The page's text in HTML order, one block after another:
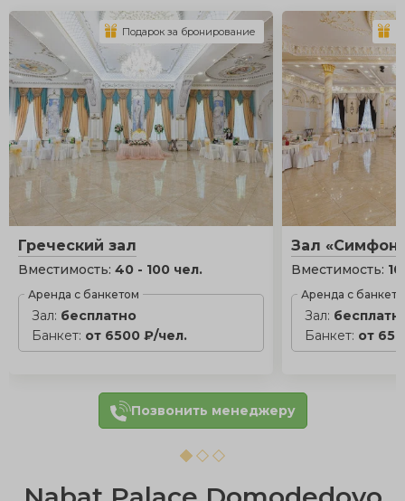
Греческий зал
Вместимость: 40 - 100 чел.
Аренда с банкетом
Зал: бесплатно
Банкет: от 6500 ₽/чел.
Подарок за бронирование
Зал
Вместимость:
Аренда с
Зал:
Банкет: от
Позвонить менеджеру